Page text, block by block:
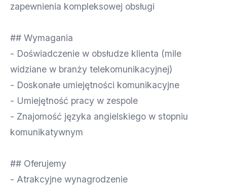
zapewnienia kompleksowej obsługi
## Wymagania
- Doświadczenie w obsłudze klienta (mile
widziane w branży telekomunikacyjnej)
- Doskonałe umiejętności komunikacyjne
- Umiejętność pracy w zespole
- Znajomość języka angielskiego w stopniu
komunikatywnym
## Oferujemy
- Atrakcyjne wynagrodzenie